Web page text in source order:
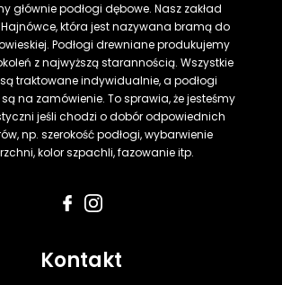
głównie podłogi dębowe. Nasz zakład
która jest nazywana bramą do
Podłogi drewniane produkujemy
z najwyższą starannością. Wszystkie
traktowane indywidualnie, a podłogi
na zamówienie. To sprawia, że jesteśmy
jeśli chodzi o dobór odpowiednich
np. szerokość podłogi, wybarwienie
kolor szpachli, fazowanie itp.
Kontakt